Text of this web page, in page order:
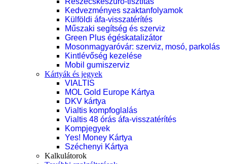
Kedvezményes szaktanfolyamok
Külföldi áfa-visszatérítés
Műszaki segítség és szerviz
Green Plus égéskatalizátor
Mosonmagyaróvár: szerviz, mosó, parkolás
Kintlévőség kezelése
Mobil gumiszerviz
Kártyák és jegyek
VIALTIS
MOL Gold Europe Kártya
DKV kártya
Vialtis kompfoglalás
Vialtis 48 órás áfa-visszatérítés
Kompjegyek
Yes! Money Kártya
Széchenyi Kártya
Kalkulátorok